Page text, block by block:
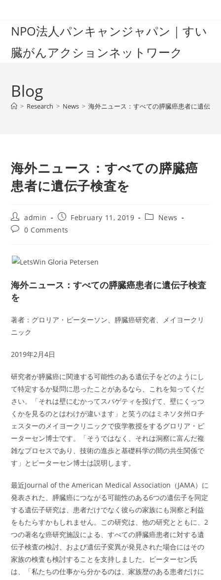
contentNPO法人パンキャンジャパン｜すい
臓がんアクションネットワーク
Blog
> Research > News > 海外ニュース：すべての膵臓癌患者に遺伝子
海外ニュース：すべての膵臓癌
患者に遺伝子検査を
Post
author:
admin
Post
published:
February 11, 2019
PostNews
Post0 Comments
海外ニュース：すべての膵臓癌患者に遺伝子検査
を
著者：グロリア・ピーターソン、膵臓癌研究者、メイヨークリ
ニック
2019年2月4日
研究者が膵臓癌に関連する可能性のある遺伝子をどのようにし
て特定するか疑問に思ったことがあるなら、これを知ってくだ
さい。「それは壁にむかってスパゲティを投げて、壁にくっつ
くかを見るのとはわけが違います」と笑うのはミネソタ州ロチ
ェスターのメイヨークリニックで疫学教授をするグロリア・ピ
ーターセン博士です。「そうではなく、それは洞察に富んだ複
雑なプロセスであり、技術の進歩と基礎科学の間の共生関係で
す」とピーターセン博士は説明します。
最近Journal of the American Medical Association（JAMA）に
発表された、膵臓癌につながる可能性のある6つの遺伝子を同定
する遺伝子研究は、患者だけでなく彼らの家族にも洞察と利益
をもたらすかもしれません。この研究は、他の研究とともに、2
つの著名な癌研究施設による、すべての膵臓癌患者に対する遺
伝子検査の検討、および遺伝子変異が発見された場合にはその
家族の検査も検討することを支持しました。ピーターセン氏
は、「私たちの仕事から分かるのは、家族歴のある患者だけに